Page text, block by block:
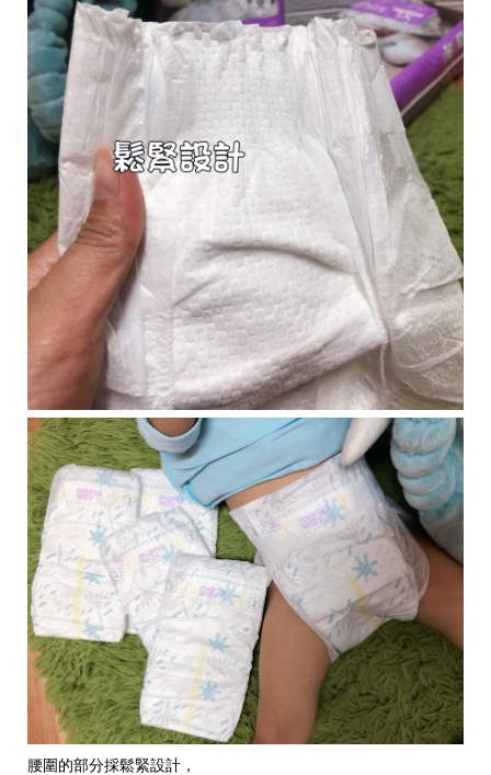
腰圍的部分採鬆緊設計，